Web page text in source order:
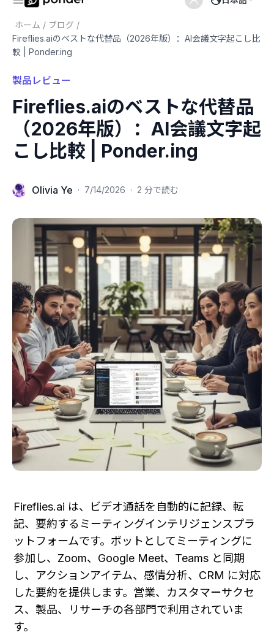
ホーム / ブログ /
Fireflies.aiのベストな代替品（2026年版）：AI会議文字起こし比
較 | Ponder.ing
製品レビュー
Fireflies.aiのベストな代替品
（2026年版）：AI会議文字起
こし比較 | Ponder.ing
Olivia Ye · 7/14/2026 · 2 分で読む
Fireflies.ai は、ビデオ通話を自動的に記録、転
記、要約するミーティングインテリジェンスプラ
ットフォームです。ボットとしてミーティングに
参加し、Zoom、Google Meet、Teams と同期
し、アクションアイテム、感情分析、CRM に対応
した要約を提供します。営業、カスタマーサクセ
ス、製品、リサーチの各部門で利用されていま
す。